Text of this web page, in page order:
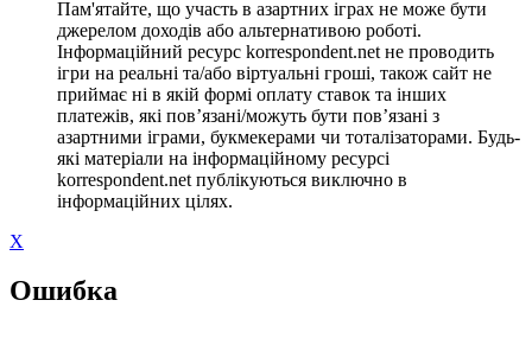
Пам'ятайте, що участь в азартних іграх не може бути
джерелом доходів або альтернативою роботі.
Інформаційний ресурс korrespondent.net не проводить
ігри на реальні та/або віртуальні гроші, також сайт не
приймає ні в якій формі оплату ставок та інших
платежів, які пов’язані/можуть бути пов’язані з
азартними іграми, букмекерами чи тоталізаторами. Будь-
які матеріали на інформаційному ресурсі
korrespondent.net публікуються виключно в
інформаційних цілях.
X
Ошибка